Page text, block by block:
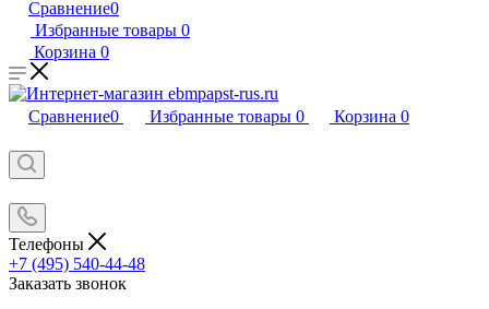
Сравнение0
Избранные товары 0
Корзина 0
Сравнение0 Избранные товары 0 Корзина 0
Телефоны
+7 (495) 540-44-48
Заказать звонок